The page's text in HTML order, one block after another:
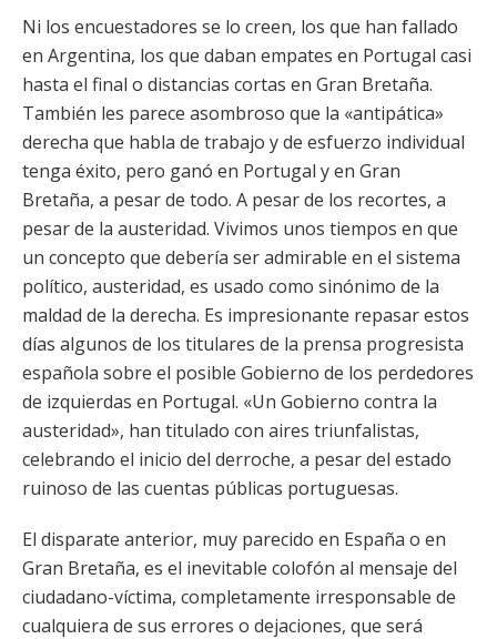
Ni los encuestadores se lo creen, los que han fallado
en Argentina, los que daban empates en Portugal casi
hasta el final o distancias cortas en Gran Bretaña.
También les parece asombroso que la «antipática»
derecha que habla de trabajo y de esfuerzo individual
tenga éxito, pero ganó en Portugal y en Gran
Bretaña, a pesar de todo. A pesar de los recortes, a
pesar de la austeridad. Vivimos unos tiempos en que
un concepto que debería ser admirable en el sistema
político, austeridad, es usado como sinónimo de la
maldad de la derecha. Es impresionante repasar estos
días algunos de los titulares de la prensa progresista
española sobre el posible Gobierno de los perdedores
de izquierdas en Portugal. «Un Gobierno contra la
austeridad», han titulado con aires triunfalistas,
celebrando el inicio del derroche, a pesar del estado
ruinoso de las cuentas públicas portuguesas.
El disparate anterior, muy parecido en España o en
Gran Bretaña, es el inevitable colofón al mensaje del
ciudadano-víctima, completamente irresponsable de
cualquiera de sus errores o dejaciones, que será